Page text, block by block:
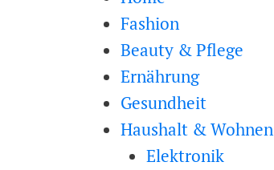
Fashion
Beauty & Pflege
Ernährung
Gesundheit
Haushalt & Wohnen
Elektronik